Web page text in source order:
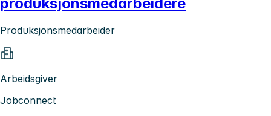
produksjonsmedarbeidere
Produksjonsmedarbeider
Arbeidsgiver
Jobconnect